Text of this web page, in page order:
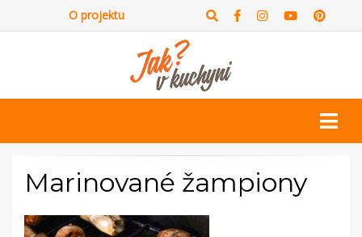
O projektu
Marinované žampiony